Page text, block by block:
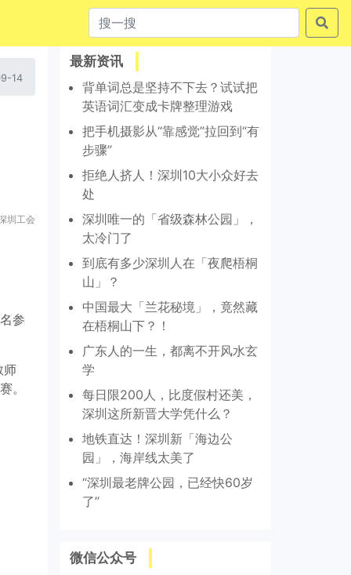
14
圳工会
参
师
。
最新资讯
背单词总是坚持不下去？试试把
英语词汇变成卡牌整理游戏
把手机摄影从“靠感觉”拉回到“有
步骤”
拒绝人挤人！深圳10大小众好去
处
深圳唯一的「省级森林公园」，
太冷门了
到底有多少深圳人在「夜爬梧桐
山」？
中国最大「兰花秘境」，竟然藏
在梧桐山下？！
广东人的一生，都离不开风水玄
学
每日限200人，比度假村还美，
深圳这所新晋大学凭什么？
地铁直达！深圳新「海边公
园」，海岸线太美了
“深圳最老牌公园，已经快60岁
了”
微信公众号